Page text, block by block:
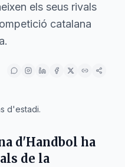
els seus rivals
catalana
d'estadi.
d'Handbol ha
de la